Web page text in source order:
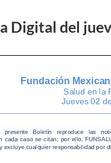
Digital del